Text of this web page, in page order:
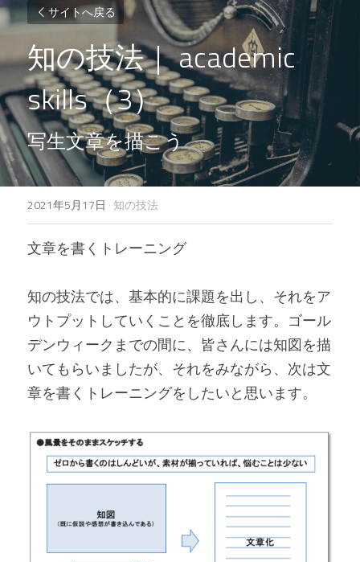
サイトへ戻る
知の技法｜ academic
skills（3）
写生文章を描こう
2021年5月17日 · 知の技法
文章を書くトレーニング
知の技法では、基本的に課題を出し、それをア
ウトプットしていくことを徹底します。ゴール
デンウィークまでの間に、皆さんには知図を描
いてもらいましたが、それをみながら、次は文
章を書くトレーニングをしたいと思います。